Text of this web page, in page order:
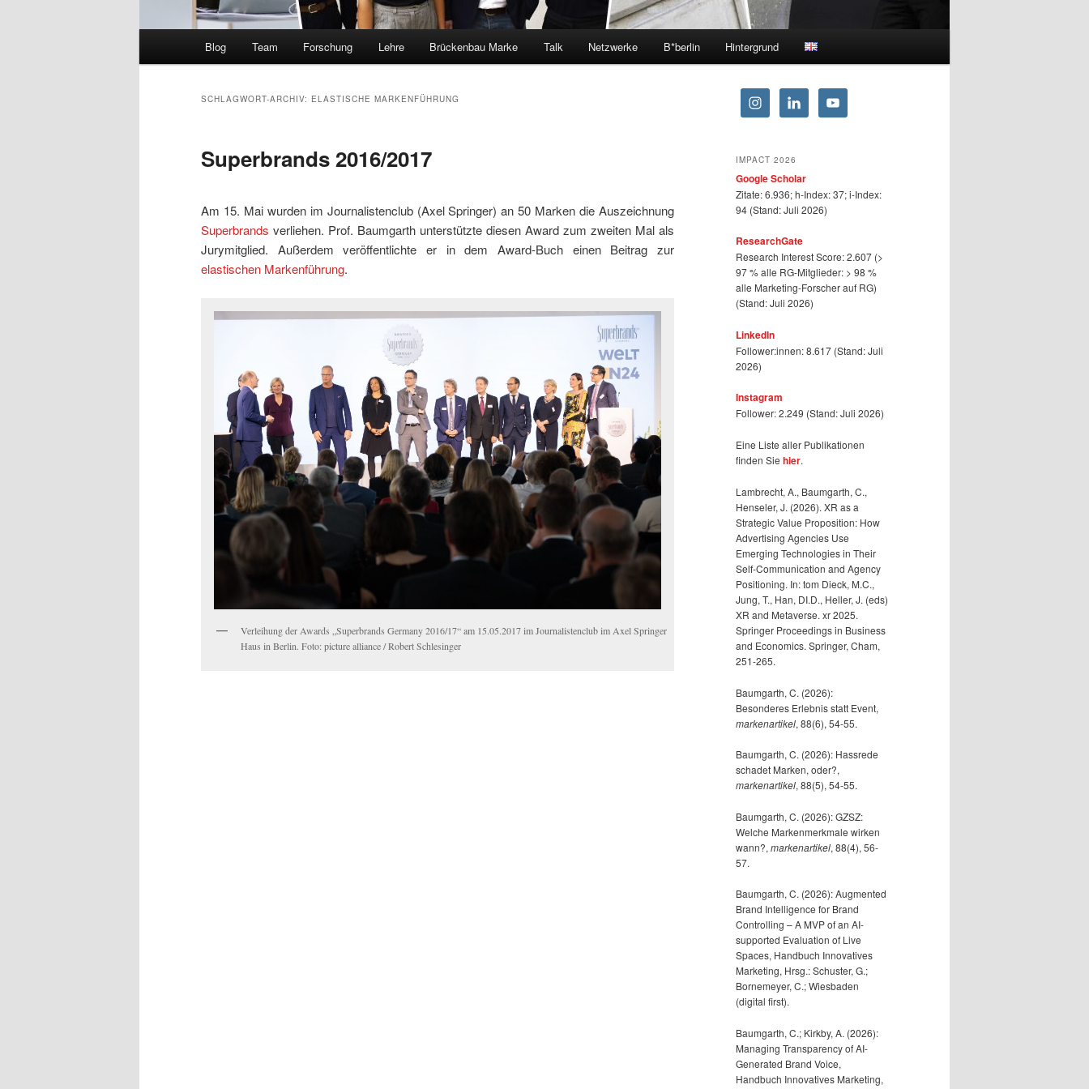
Blog Team Forschung Lehre Brückenbau Marke Talk Netzwerke B*berlin Hintergrund
SCHLAGWORT-ARCHIV: ELASTISCHE MARKENFÜHRUNG
Superbrands 2016/2017
Am 15. Mai wurden im Journalistenclub (Axel Springer) an 50 Marken die Auszeichnung
Superbrands verliehen. Prof. Baumgarth unterstützte diesen Award zum zweiten Mal als
Jurymitglied. Außerdem veröffentlichte er in dem Award-Buch einen Beitrag zur
elastischen Markenführung.
Verleihung der Awards „Superbrands Germany 2016/17“ am 15.05.2017 im Journalistenclub im Axel Springer
Haus in Berlin. Foto: picture alliance / Robert Schlesinger
IMPACT 2026
Google Scholar
Zitate: 6.936; h-Index: 37; i-Index:
94 (Stand: Juli 2026)
ResearchGate
Research Interest Score: 2.607 (>
97 % alle RG-Mitglieder: > 98 %
alle Marketing-Forscher auf RG)
(Stand: Juli 2026)
LinkedIn
Follower:innen: 8.617 (Stand: Juli
2026)
Instagram
Follower: 2.249 (Stand: Juli 2026)
Eine Liste aller Publikationen
finden Sie hier.
Lambrecht, A., Baumgarth, C.,
Henseler, J. (2026). XR as a
Strategic Value Proposition: How
Advertising Agencies Use
Emerging Technologies in Their
Self-Communication and Agency
Positioning. In: tom Dieck, M.C.,
Jung, T., Han, DI.D., Heller, J. (eds)
XR and Metaverse. xr 2025.
Springer Proceedings in Business
and Economics. Springer, Cham,
251-265.
Baumgarth, C. (2026):
Besonderes Erlebnis statt Event,
markenartikel, 88(6), 54-55.
Baumgarth, C. (2026): Hassrede
schadet Marken, oder?,
markenartikel, 88(5), 54-55.
Baumgarth, C. (2026): GZSZ:
Welche Markenmerkmale wirken
wann?, markenartikel, 88(4), 56-
57.
Baumgarth, C. (2026): Augmented
Brand Intelligence for Brand
Controlling – A MVP of an AI-
supported Evaluation of Live
Spaces, Handbuch Innovatives
Marketing, Hrsg.: Schuster, G.;
Bornemeyer, C.; Wiesbaden
(digital first).
Baumgarth, C.; Kirkby, A. (2026):
Managing Transparency of AI-
Generated Brand Voice,
Handbuch Innovatives Marketing,